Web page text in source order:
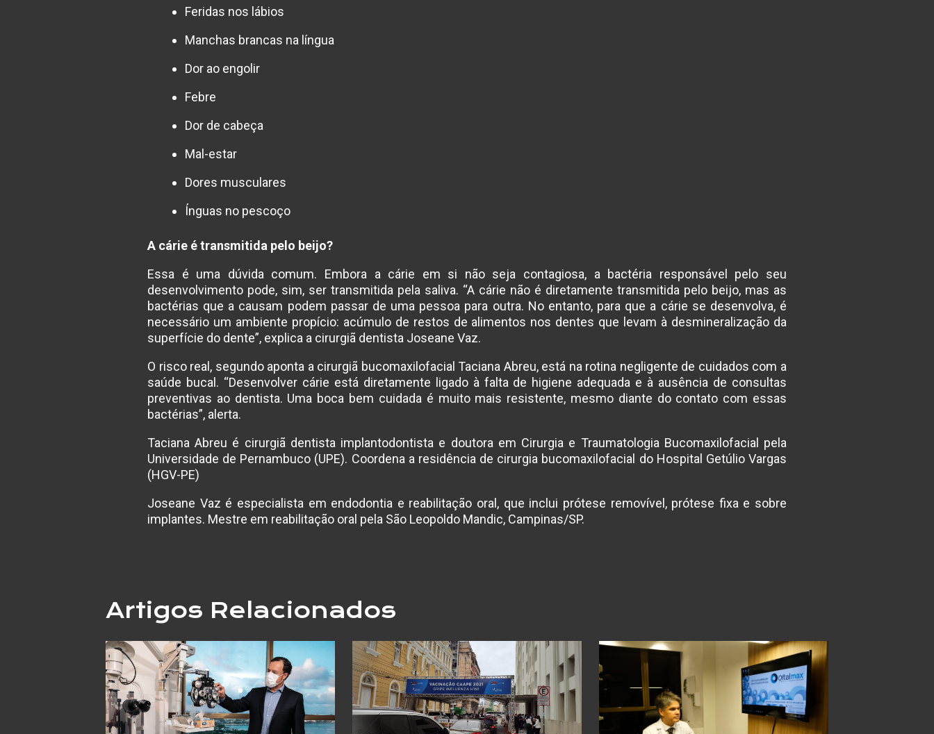
Feridas nos lábios
Manchas brancas na língua
Dor ao engolir
Febre
Dor de cabeça
Mal-estar
Dores musculares
Ínguas no pescoço
A cárie é transmitida pelo beijo?
Essa é uma dúvida comum. Embora a cárie em si não seja contagiosa, a bactéria responsável pelo seu
desenvolvimento pode, sim, ser transmitida pela saliva. “A cárie não é diretamente transmitida pelo beijo, mas as
bactérias que a causam podem passar de uma pessoa para outra. No entanto, para que a cárie se desenvolva, é
necessário um ambiente propício: acúmulo de restos de alimentos nos dentes que levam à desmineralização da
superfície do dente”, explica a cirurgiã dentista Joseane Vaz.
O risco real, segundo aponta a cirurgiã bucomaxilofacial Taciana Abreu, está na rotina negligente de cuidados com a
saúde bucal. “Desenvolver cárie está diretamente ligado à falta de higiene adequada e à ausência de consultas
preventivas ao dentista. Uma boca bem cuidada é muito mais resistente, mesmo diante do contato com essas
bactérias”, alerta.
Taciana Abreu é cirurgiã dentista implantodontista e doutora em Cirurgia e Traumatologia Bucomaxilofacial pela
Universidade de Pernambuco (UPE). Coordena a residência de cirurgia bucomaxilofacial do Hospital Getúlio Vargas
(HGV-PE)
Joseane Vaz é especialista em endodontia e reabilitação oral, que inclui prótese removível, prótese fixa e sobre
implantes. Mestre em reabilitação oral pela São Leopoldo Mandic, Campinas/SP.
Artigos Relacionados